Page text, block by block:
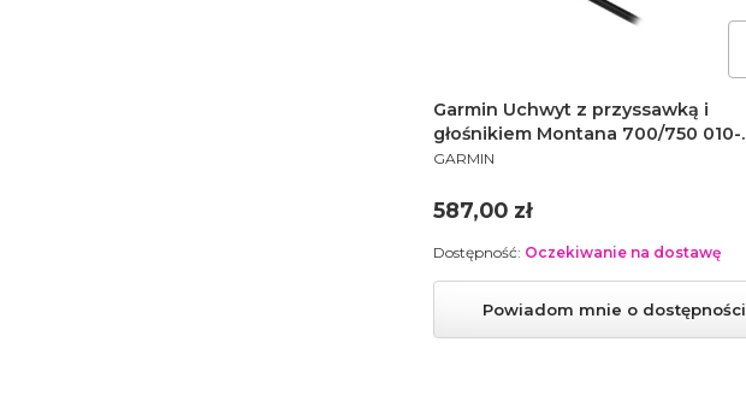
Garmin Uchwyt z przyssawką i
głośnikiem Montana 700/750 010-
12881-00 010-12881-00
PRODUCENT
GARMIN
Cena
587,00 zł
Powiadom mnie o dostępności
Dostępność: Oczekiwanie na dostawę